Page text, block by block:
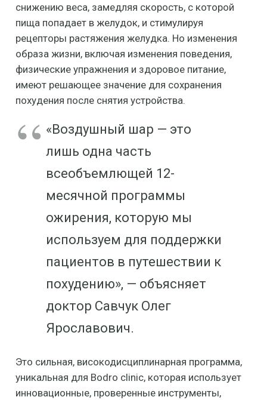
снижению веса, замедляя скорость, с которой
пища попадает в желудок, и стимулируя
рецепторы растяжения желудка. Но изменения
образа жизни, включая изменения поведения,
физические упражнения и здоровое питание,
имеют решающее значение для сохранения
похудения после снятия устройства.
«Воздушный шар — это
лишь одна часть
всеобъемлющей 12-
месячной программы
ожирения, которую мы
используем для поддержки
пациентов в путешествии к
похудению», — объясняет
доктор Савчук Олег
Ярославович.
Это сильная, високодисциплинарная программа,
уникальная для Bodro clinic, которая использует
инновационные, проверенные инструменты,